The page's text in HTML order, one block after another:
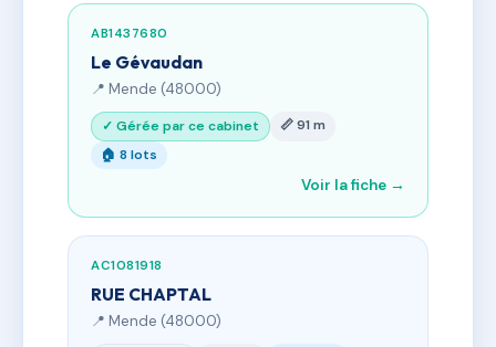
AB1437680
Le Gévaudan
📍 Mende (48000)
✓ Gérée par ce cabinet
📏 91 m
🏠 8 lots
Voir la fiche →
AC1081918
RUE CHAPTAL
📍 Mende (48000)